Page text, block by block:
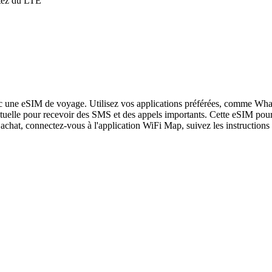
eSIM de voyage. Utilisez vos applications préférées, comme
pour recevoir des SMS et des appels importants. Cette eSIM
connectez-vous à l'application WiFi Map, suivez les